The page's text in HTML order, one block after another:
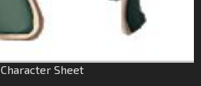
Character Sheet